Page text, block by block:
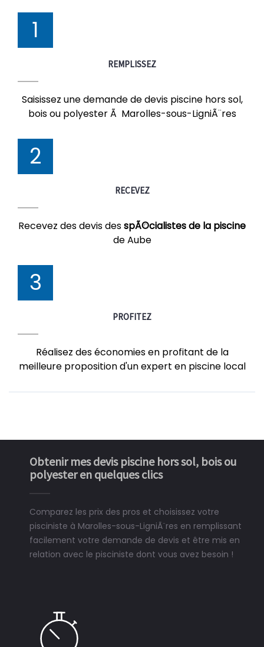
1
REMPLISSEZ
Saisissez une demande de devis piscine hors sol,
bois ou polyester Ã Marolles-sous-LigniÃ¨res
2
RECEVEZ
Recevez des devis desspÃ©cialistes de la piscine
de Aube
3
PROFITEZ
Réalisez des économies en profitant de la
meilleure proposition d'un expert en piscine local
Obtenir mes devis piscine hors sol, bois ou
polyester en quelques clics
Comparez les prix des pros et choisissez votre
pisciniste à Marolles-sous-LigniÃ¨res en remplissant
facilement votre demande de devis et être mis en
relation avec le pisciniste dont vous avez besoin !